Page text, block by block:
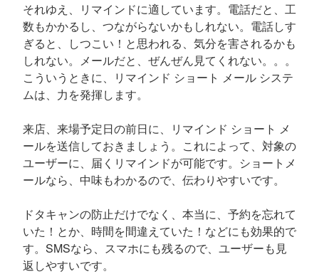
それゆえ、リマインドに適しています。電話だと、工
数もかかるし、つながらないかもしれない。電話しす
ぎると、しつこい！と思われる、気分を害されるかも
しれない。メールだと、ぜんぜん見てくれない。。。
こういうときに、リマインド ショート メール システ
ムは、力を発揮します。
来店、来場予定日の前日に、リマインド ショート メ
ールを送信しておきましょう。これによって、対象の
ユーザーに、届くリマインドが可能です。ショートメ
ールなら、中味もわかるので、伝わりやすいです。
ドタキャンの防止だけでなく、本当に、予約を忘れて
いた！とか、時間を間違えていた！などにも効果的で
す。SMSなら、スマホにも残るので、ユーザーも見
返しやすいです。